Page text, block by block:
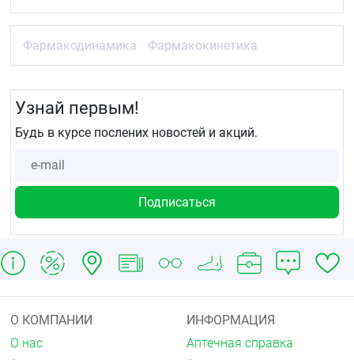
Фармакодинамика Фармакокинетика
Узнай первым!
Будь в курсе послених новостей и акций.
О КОМПАНИИ
О нас
ИНФОРМАЦИЯ
Аптечная справка